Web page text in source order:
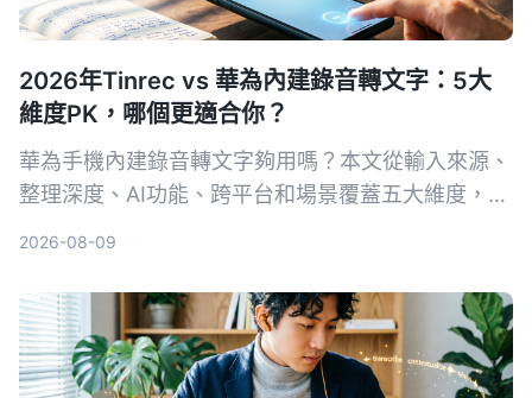
2026年Tinrec vs 華為內建錄音轉文字：5大
維度PK，哪個更適合你？
華為手機內建錄音轉文字夠用嗎？本文從輸入來源、
整理深度、AI功能、跨平台和場景覆蓋五大維度，比
2026-08-09